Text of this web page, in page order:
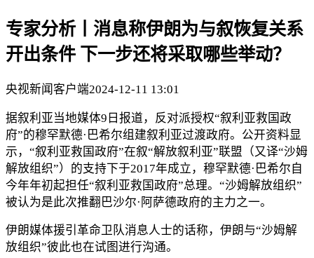
专家分析丨消息称伊朗为与叙恢复关系
开出条件 下一步还将采取哪些举动？
央视新闻客户端2024-12-11 13:01
据叙利亚当地媒体9日报道，反对派授权“叙利亚救国政
府”的穆罕默德·巴希尔组建叙利亚过渡政府。公开资料显
示，“叙利亚救国政府”在叙“解放叙利亚”联盟（又译“沙姆
解放组织”）的支持下于2017年成立，穆罕默德·巴希尔自
今年年初起担任“叙利亚救国政府”总理。“沙姆解放组织”
被认为是此次推翻巴沙尔·阿萨德政府的主力之一。
伊朗媒体援引革命卫队消息人士的话称，伊朗与“沙姆解
放组织”彼此也在试图进行沟通。